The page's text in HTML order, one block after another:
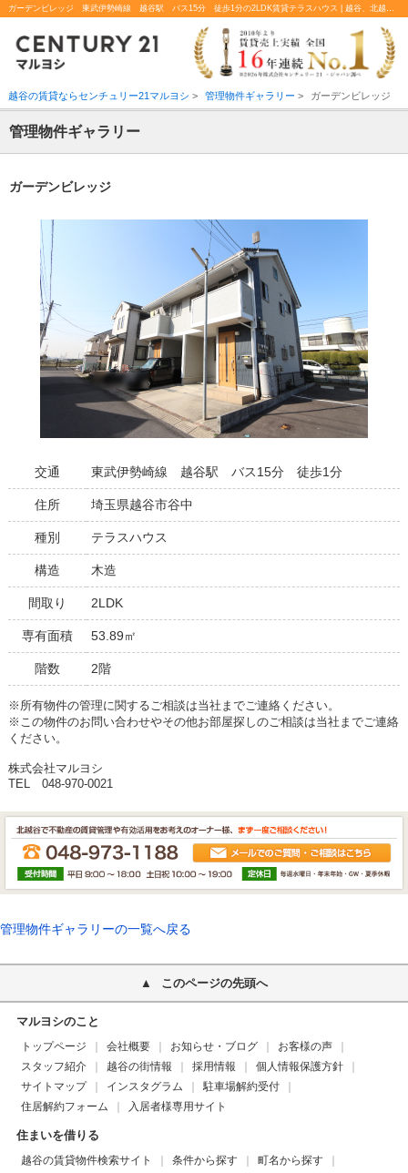
ガーデンビレッジ 東武伊勢崎線 越谷駅 バス15分 徒歩1分の2LDK賃貸テラスハウス | 越谷、北越谷の不動産のことならセンチュリー21マルヨシ
越谷の賃貸ならセンチュリー21マルヨシ > 管理物件ギャラリー > ガーデンビレッジ
管理物件ギャラリー
ガーデンビレッジ
交通 東武伊勢崎線 越谷駅 バス15分 徒歩1分
住所 埼玉県越谷市谷中
種別 テラスハウス
構造 木造
間取り 2LDK
専有面積 53.89㎡
階数 2階
※所有物件の管理に関するご相談は当社までご連絡ください。
※この物件のお問い合わせやその他お部屋探しのご相談は当社までご連絡
ください。
株式会社マルヨシ
TEL 048-970-0021
管理物件ギャラリーの一覧へ戻る
このページの先頭へ
マルヨシのこと
トップページ 会社概要 お知らせ・ブログ
お客様の声
スタッフ紹介
越谷の街情報 採用情報
個人情報保護方針
サイトマップ
インスタグラム
駐車場解約受付
住居解約フォーム
入居者様専用サイト
住まいを借りる
越谷の賃貸物件検索サイト 条件から探す
町名から探す